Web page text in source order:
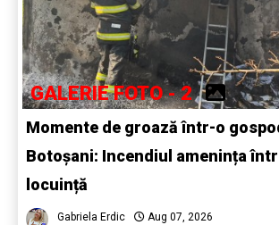
GALERIE FOTO - 2
Momente de groază într-o
Botoșani: Incendiul amenința
locuință
Gabriela Erdic Aug 07, 2026